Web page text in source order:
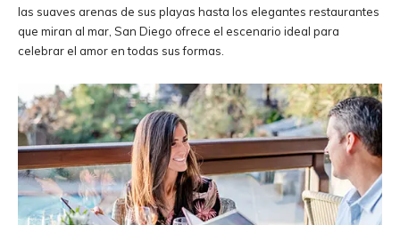
las suaves arenas de sus playas hasta los elegantes restaurantes
que miran al mar, San Diego ofrece el escenario ideal para
celebrar el amor en todas sus formas.